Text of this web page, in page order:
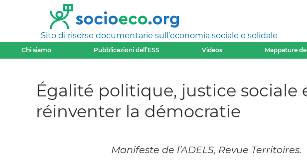
Sito di risorse documentarie sull’economia sociale e solidale
Chi siamo Pubblicazioni dell’ESS Videos Mappature
Égalité politique, justice
réinventer la démocratie
Manifeste de l’ADELS, Revue Territoires.